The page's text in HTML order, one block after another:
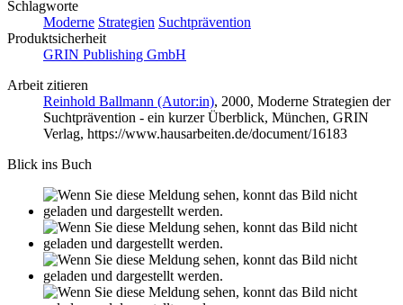
Schlagworte
Moderne Strategien Suchtprävention
Produktsicherheit
GRIN Publishing GmbH
Arbeit zitieren
Reinhold Ballmann (Autor:in), 2000, Moderne Strategien der
Suchtprävention - ein kurzer Überblick, München, GRIN
Verlag, https://www.hausarbeiten.de/document/16183
Blick ins Buch